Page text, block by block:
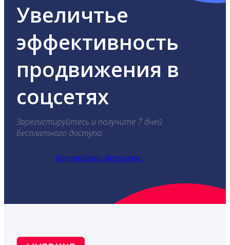
Увеличтье
эффективность
продвижения в
соцсетях
Зарегистируйтесь и получите 7 дней
бесплатного доступа.
Попробовать бесплатно